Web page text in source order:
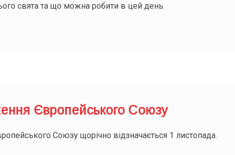
свята та що можна робити в цей день.
Європейського Союзу
Союзу щорічно відзначається 1 листопада.